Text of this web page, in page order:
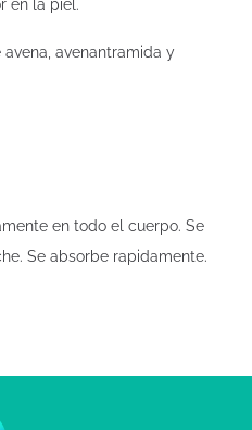
en la piel.
avenantramida y
en todo el cuerpo. Se
Se absorbe rapidamente.